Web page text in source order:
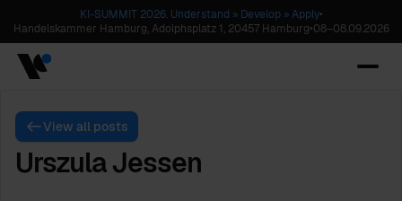
KI-SUMMIT 2026. Understand » Develop » Apply•
Handelskammer Hamburg, Adolphsplatz 1, 20457 Hamburg•08–08.09.2026
View all posts
Urszula Jessen